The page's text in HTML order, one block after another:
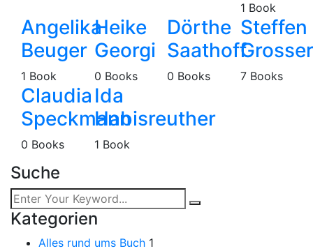
1 Book
Angelika
Beuger
1 Book
Heike
Georgi
0 Books
Dörthe
Saathoff
0 Books
Steffen
Grosser
7 Books
Claudia
Speckmann
0 Books
Ida
Habisreuther
1 Book
Suche
Kategorien
Alles rund ums Buch 1